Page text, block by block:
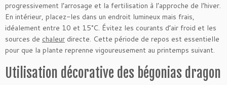
progressivement l’arrosage et la fertilisation à l’approche de l’hiver.
En intérieur, placez-les dans un endroit lumineux mais frais,
idéalement entre 10 et 15°C. Évitez les courants d’air froid et les
sources de chaleur directe. Cette période de repos est essentielle
pour que la plante reprenne vigoureusement au printemps suivant.
Utilisation décorative des bégonias dragon